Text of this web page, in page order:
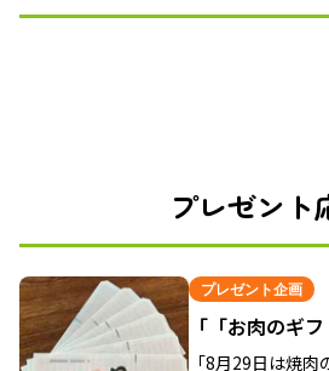
プレゼント
プレゼント企画
「「お肉のギ
「8月29日は焼